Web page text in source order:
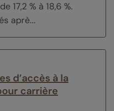
17,2 % à 18,6 %.
aprè...
d’accès à la
carrière